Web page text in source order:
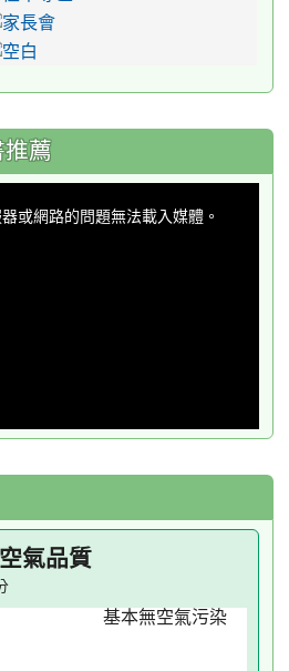
推薦
或網路的問題無法載入媒體。
氣品質